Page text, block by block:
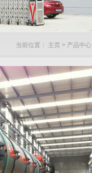
当前位置： 主页 > 产品中心